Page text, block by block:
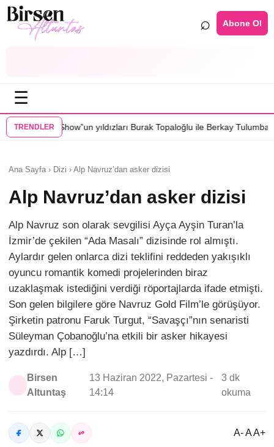
⌕ Abone Ol
☰
TRENDLER
yıldızları Burak Topaloğlu ile Berkay Tulumbacı “Ecünni” filminde
Ana Sayfa › Dizi › Alp Navruz’dan asker dizisi
Alp Navruz’dan asker dizisi
Alp Navruz son olarak sevgilisi Ayça Ayşin Turan’la
İzmir’de çekilen “Ada Masalı” dizisinde rol almıştı.
Aylardır gelen onlarca dizi teklifini reddeden yakışıklı
oyuncu romantik komedi projelerinden biraz
uzaklaşmak istediğini verdiği röportajlarda ifade etmişti.
Son gelen bilgilere göre Navruz Gold Film’le görüşüyor.
Şirketin patronu Faruk Turgut, “Savaşçı”nın senaristi
Süleyman Çobanoğlu’na etkili bir asker hikayesi
yazdırdı. Alp […]
Birsen
Altuntaş
13 Haziran 2022, Pazartesi -
14:14
3 dk
okuma
A- A A+